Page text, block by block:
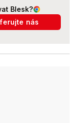
Blesk?
nás